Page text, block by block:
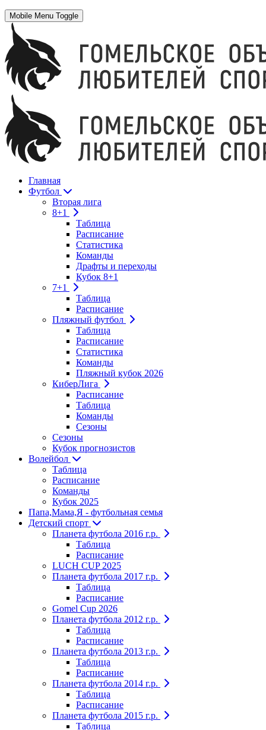
Mobile Menu Toggle
Главная
Футбол
Вторая лига
8+1
Таблица
Расписание
Статистика
Команды
Драфты и переходы
Кубок 8+1
7+1
Таблица
Расписание
Пляжный футбол
Таблица
Расписание
Статистика
Команды
Пляжный кубок 2026
КиберЛига
Расписание
Таблица
Команды
Сезоны
Сезоны
Кубок прогнозистов
Волейбол
Таблица
Расписание
Команды
Кубок 2025
Папа,Мама,Я - футбольная семья
Детский спорт
Планета футбола 2016 г.р.
Таблица
Расписание
LUCH CUP 2025
Планета футбола 2017 г.р.
Таблица
Расписание
Gomel Cup 2026
Планета футбола 2012 г.р.
Таблица
Расписание
Планета футбола 2013 г.р.
Таблица
Расписание
Планета футбола 2014 г.р.
Таблица
Расписание
Планета футбола 2015 г.р.
Таблица